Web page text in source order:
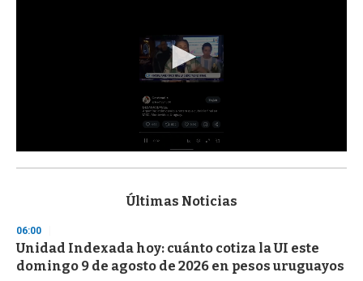
s
d
s
o
f
Últimas Noticias
06:00
Unidad Indexada hoy: cuánto cotiza la UI este
domingo 9 de agosto de 2026 en pesos uruguayos